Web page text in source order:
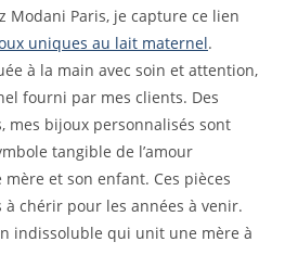
Modani Paris, je capture ce lien
uniques au lait maternel.
à la main avec soin et attention,
fourni par mes clients. Des
mes bijoux personnalisés sont
tangible de l’amour
et son enfant. Ces pièces
chérir pour les années à venir.
indissoluble qui unit une mère à